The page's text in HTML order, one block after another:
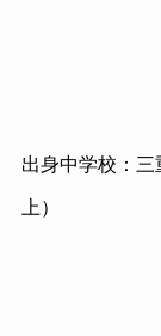
出身中学校：三
上）